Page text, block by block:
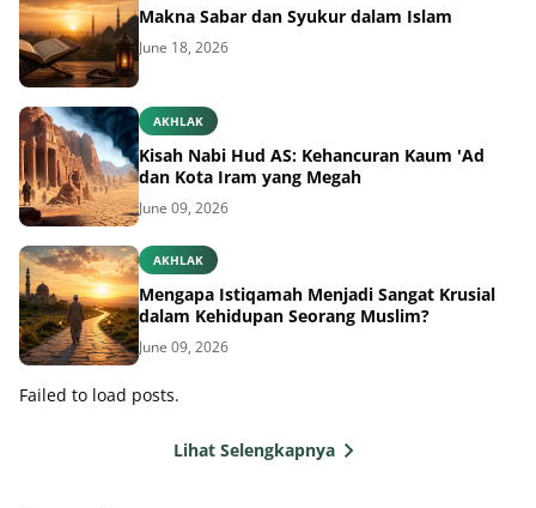
Makna Sabar dan Syukur dalam Islam
June 18, 2026
AKHLAK
Kisah Nabi Hud AS: Kehancuran Kaum 'Ad
dan Kota Iram yang Megah
June 09, 2026
AKHLAK
Mengapa Istiqamah Menjadi Sangat Krusial
dalam Kehidupan Seorang Muslim?
June 09, 2026
Failed to load posts.
Lihat Selengkapnya